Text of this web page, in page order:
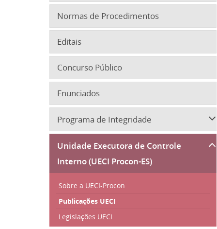
Normas de Procedimentos
Editais
Concurso Público
Enunciados
Programa de Integridade
Unidade Executora de Controle
Interno (UECI Procon-ES)
Sobre a UECI-Procon
Publicações UECI
Legislações UECI